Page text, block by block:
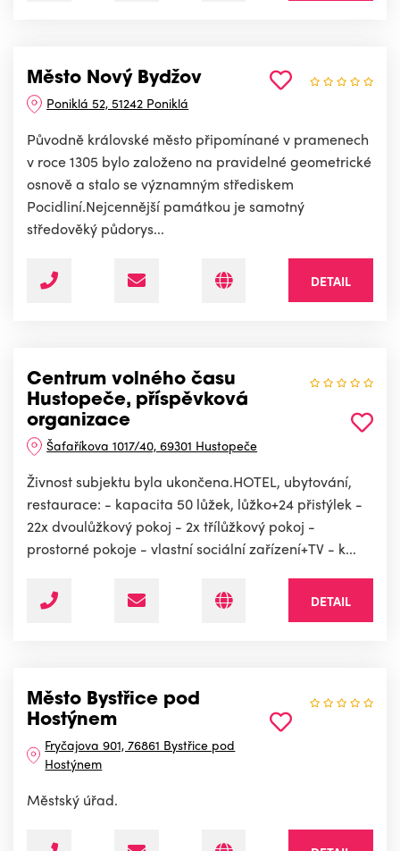
Město Nový Bydžov
Poniklá 52, 51242 Poniklá
Původně královské město připomínané v pramenech
v roce 1305 bylo založeno na pravidelné geometrické
osnově a stalo se významným střediskem
Pocidliní.Nejcennější památkou je samotný
středověký půdorys...
DETAIL
Centrum volného času
Hustopeče, příspěvková
organizace
Šafaříkova 1017/40, 69301 Hustopeče
Živnost subjektu byla ukončena.HOTEL, ubytování,
restaurace: - kapacita 50 lůžek, lůžko+24 přistýlek -
22x dvoulůžkový pokoj - 2x třílůžkový pokoj -
prostorné pokoje - vlastní sociální zařízení+TV - k...
DETAIL
Město Bystřice pod
Hostýnem
Fryčajova 901, 76861 Bystřice pod
Hostýnem
Městský úřad.